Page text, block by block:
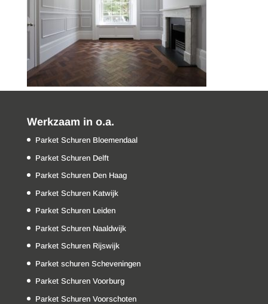
Werkzaam in o.a.
Parket Schuren Bloemendaal
Parket Schuren Delft
Parket Schuren Den Haag
Parket Schuren Katwijk
Parket Schuren Leiden
Parket Schuren Naaldwijk
Parket Schuren Rijswijk
Parket schuren Scheveningen
Parket Schuren Voorburg
Parket Schuren Voorschoten